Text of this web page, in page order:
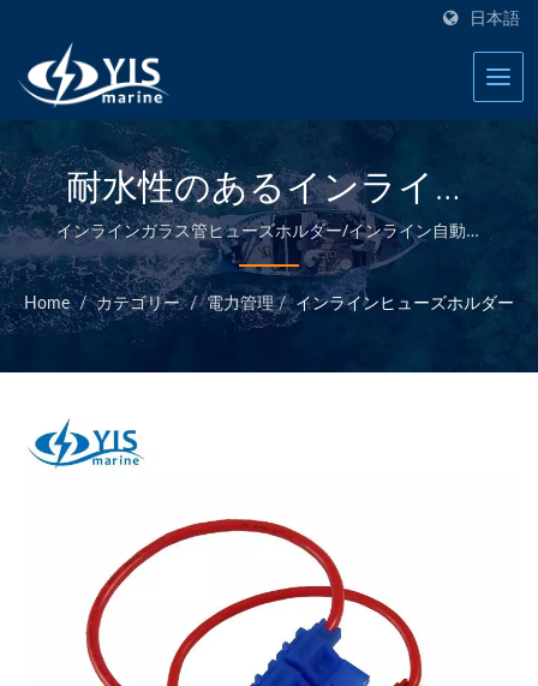
日本語
耐水性のあるインライン
ヒューズホルダー | マリ
ンヒューズブロック - マリ
ン電気製品メーカー | YIS
Marine
インラインガラス管ヒューズホルダー/インライン自動車
用ヒューズホルダー | YIS Marine - 台湾のマリン電気製品
メーカーへようこそ。
Home / カテゴリー / 電力管理 / インラインヒューズホルダー